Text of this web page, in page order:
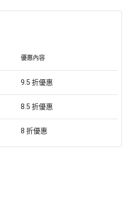
優惠內容
9.5 折優惠
8.5 折優惠
8 折優惠